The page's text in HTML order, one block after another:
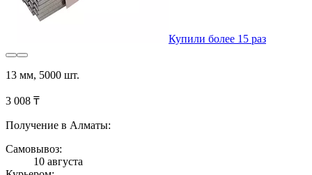
Купили более 15 раз
13 мм, 5000 шт.
3 008 ₸
Получение в Алматы:
Самовывоз:
10 августа